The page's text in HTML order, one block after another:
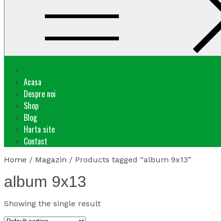
Acasa
Despre noi
Shop
Blog
Harta site
Contact
Home / Magazin / Products tagged “album 9x13”
album 9x13
Showing the single result